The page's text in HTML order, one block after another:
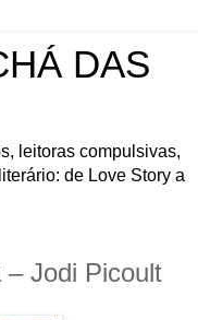
DAS
leitoras compulsivas,
de Love Story a
– Jodi Picoult